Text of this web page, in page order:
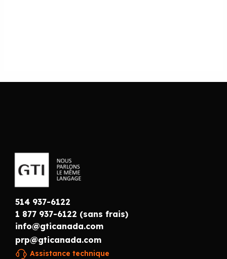
514 937-6122
1 877 937-6122 (sans frais)
info@gticanada.com
prp@gticanada.com
Assistance technique